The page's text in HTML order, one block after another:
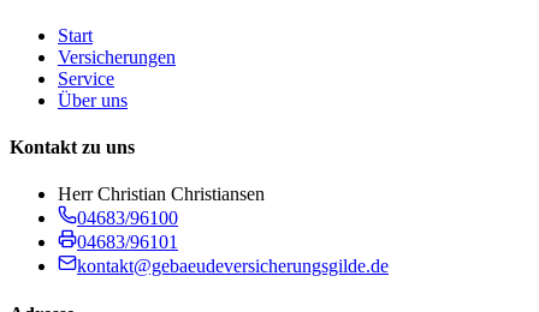
Start
Versicherungen
Service
Über uns
Kontakt zu uns
Herr Christian Christiansen
04683/96100
04683/96101
kontakt@gebaeudeversicherungsgilde.de